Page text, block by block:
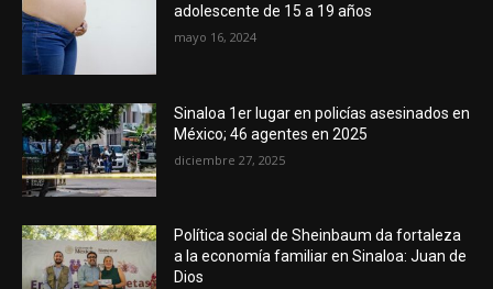
adolescente de 15 a 19 años
mayo 16, 2024
Sinaloa 1er lugar en policías asesinados en
México; 46 agentes en 2025
diciembre 27, 2025
Política social de Sheinbaum da fortaleza
a la economía familiar en Sinaloa: Juan de
Dios